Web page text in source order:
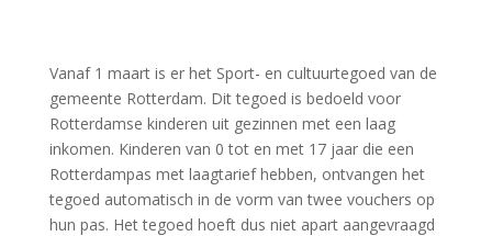
Vanaf 1 maart is er het Sport- en cultuurtegoed van de
gemeente Rotterdam. Dit tegoed is bedoeld voor
Rotterdamse kinderen uit gezinnen met een laag
inkomen. Kinderen van 0 tot en met 17 jaar die een
Rotterdampas met laagtarief hebben, ontvangen het
tegoed automatisch in de vorm van twee vouchers op
hun pas. Het tegoed hoeft dus niet apart aangevraagd